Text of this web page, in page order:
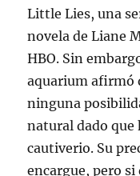
Little Lies, una
novela de Liane
HBO. Sin
aquarium afirmó
ninguna
natural dado que
cautiverio. Su
encargue, pero